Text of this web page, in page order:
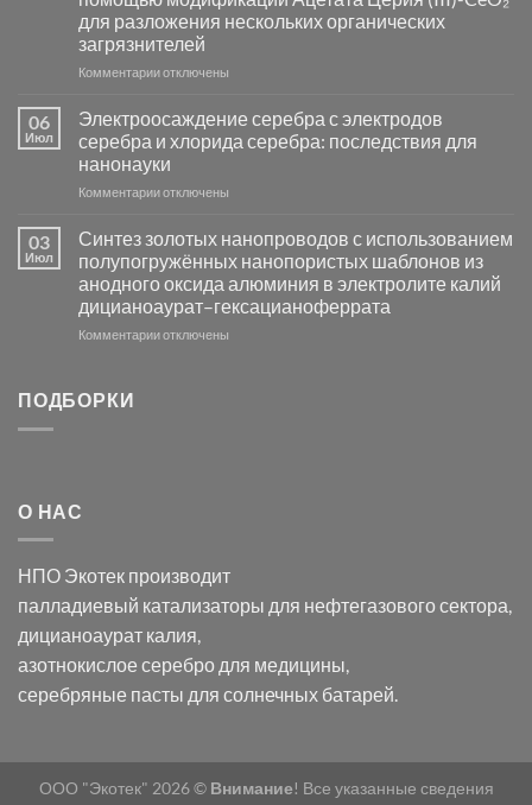
и
сенсоров
на
основе
группы
для разложения нескольких органических
загрязнителей
Комментариик
фотокаталитической
активности
Хлорида
Серебра-
в
видимом
свете
с
помощью
модификации
отключены
06
Июл
Электроосаждение серебра с электродов
серебра и хлорида серебра: последствия для
нанонауки
Комментариик
серебра
с
электродов
серебра
и
отключены
03
Июл
Синтез золотых нанопроводов с использованием
полупогружённых нанопористых шаблонов из
анодного оксида алюминия в электролите калий
дицианоаурат–гексацианоферрата
Комментариик
оксида
в
электролите
калий
дицианоаурат–
гексацианоферрата
отключены
ПОДБОРКИ
О НАС
НПО Экотек производит
палладиевый катализаторы для нефтегазового сектора,
дицианоаурат калия,
азотнокислое серебро для медицины,
серебряные пасты для солнечных батарей.
ООО "Экотек" 2026 © Внимание! Все указанные сведения